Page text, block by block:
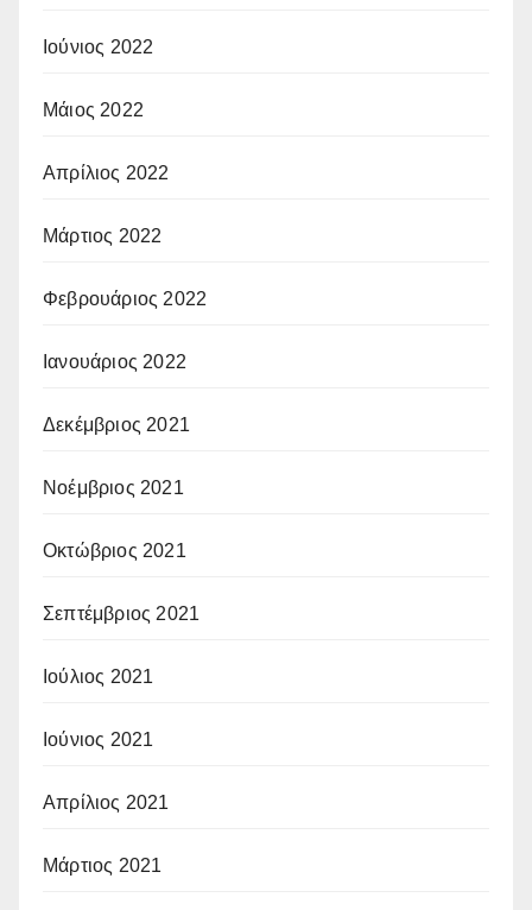
Ιούνιος 2022
Μάιος 2022
Απρίλιος 2022
Μάρτιος 2022
Φεβρουάριος 2022
Ιανουάριος 2022
Δεκέμβριος 2021
Νοέμβριος 2021
Οκτώβριος 2021
Σεπτέμβριος 2021
Ιούλιος 2021
Ιούνιος 2021
Απρίλιος 2021
Μάρτιος 2021